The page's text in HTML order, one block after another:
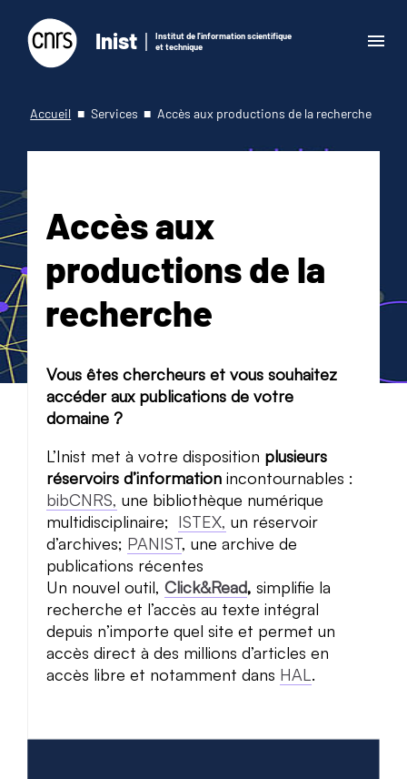
Inist
Institut de l'information scientifique
et technique
Accueil Services Accès aux productions de la recherche
Accès aux
productions de la
recherche
Vous êtes chercheurs et vous souhaitez
accéder aux publications de votre
domaine ?
L’Inist met à votre disposition plusieurs
réservoirs d’information incontournables :
bibCNRS, une bibliothèque numérique
multidisciplinaire; ISTEX, un réservoir
d’archives; PANIST, une archive de
publications récentes
Un nouvel outil, Click&Read, simplifie la
recherche et l’accès au texte intégral
depuis n’importe quel site et permet un
accès direct à des millions d’articles en
accès libre et notamment dans HAL.